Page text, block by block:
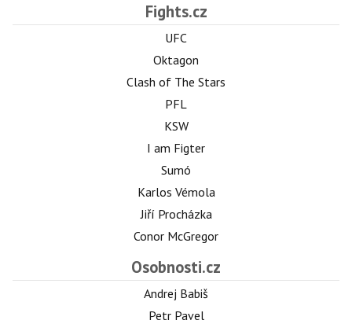
Fights.cz
UFC
Oktagon
Clash of The Stars
PFL
KSW
I am Figter
Sumó
Karlos Vémola
Jiří Procházka
Conor McGregor
Osobnosti.cz
Andrej Babiš
Petr Pavel